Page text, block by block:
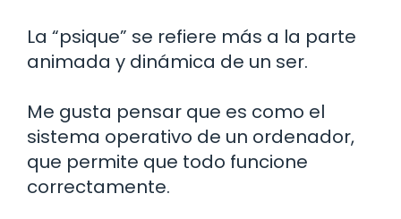
La “psique” se refiere más a la parte
animada y dinámica de un ser.
Me gusta pensar que es como el
sistema operativo de un ordenador,
que permite que todo funcione
correctamente.